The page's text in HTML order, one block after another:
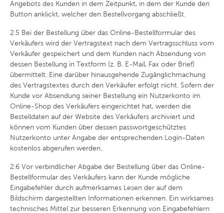
Angebots des Kunden in dem Zeitpunkt, in dem der Kunde den
Button anklickt, welcher den Bestellvorgang abschließt.
2.5 Bei der Bestellung über das Online-Bestellformular des
Verkäufers wird der Vertragstext nach dem Vertragsschluss vom
Verkäufer gespeichert und dem Kunden nach Absendung von
dessen Bestellung in Textform (z. B. E-Mail, Fax oder Brief)
übermittelt. Eine darüber hinausgehende Zugänglichmachung
des Vertragstextes durch den Verkäufer erfolgt nicht. Sofern der
Kunde vor Absendung seiner Bestellung ein Nutzerkonto im
Online-Shop des Verkäufers eingerichtet hat, werden die
Bestelldaten auf der Website des Verkäufers archiviert und
können vom Kunden über dessen passwortgeschütztes
Nutzerkonto unter Angabe der entsprechenden Login-Daten
kostenlos abgerufen werden.
2.6 Vor verbindlicher Abgabe der Bestellung über das Online-
Bestellformular des Verkäufers kann der Kunde mögliche
Eingabefehler durch aufmerksames Lesen der auf dem
Bildschirm dargestellten Informationen erkennen. Ein wirksames
technisches Mittel zur besseren Erkennung von Eingabefehlern